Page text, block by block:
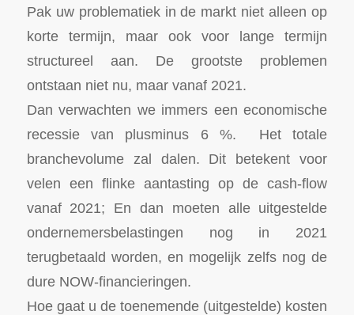
Pak uw problematiek in de markt niet alleen op
korte termijn, maar ook voor lange termijn
structureel aan. De grootste problemen
ontstaan niet nu, maar vanaf 2021.
Dan verwachten we immers een economische
recessie van plusminus 6 %. Het totale
branchevolume zal dalen. Dit betekent voor
velen een flinke aantasting op de cash-flow
vanaf 2021; En dan moeten alle uitgestelde
ondernemersbelastingen nog in 2021
terugbetaald worden, en mogelijk zelfs nog de
dure NOW-financieringen.
Hoe gaat u de toenemende (uitgestelde) kosten